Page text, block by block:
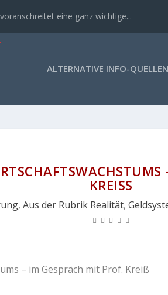
eine ganz wichtige...
ALTERNATIVE INFO-QUELLEN
KREISS
,Aus der Rubrik Realität,